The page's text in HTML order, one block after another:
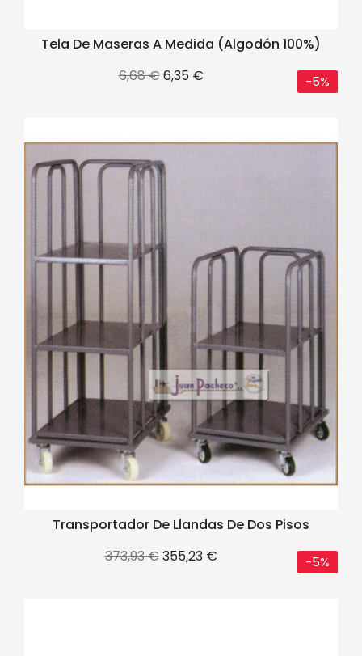
Tela De Maseras A Medida (algodón 100%)
Precio
6,68 €Precio
6,35 € -5%
Transportador De Llandas De Dos Pisos
Precio
373,93 €Precio
355,23 € -5%